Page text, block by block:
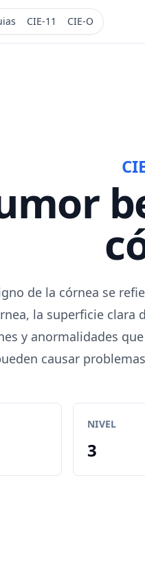
CIE-11 CIE-O
de la córnea se
la superficie clara
y anormalidades
causar
NIVEL
3